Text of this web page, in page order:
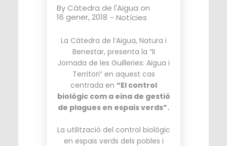
ByCàtedra de l'Aigua on
16 gener, 2018 -Notícies
La Càtedra de l’Aigua, Natura i
Benestar, presenta la “II
Jornada de les Guilleries: Aigua i
Territori” en aquest cas
centrada en “El control
biològic com a eina de gestió
de plagues en espais verds”.
La utilització del control biològic
en espais verds dels pobles i